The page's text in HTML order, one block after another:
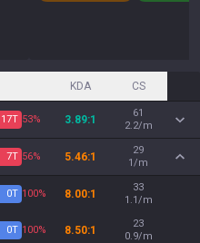
KDA CS
17T 53% 3.89:1
61
2.2/m
7T 56% 5.46:1
29
1/m
0T 100% 8.00:1
33
1.1/m
0T 100% 8.50:1
23
0.9/m